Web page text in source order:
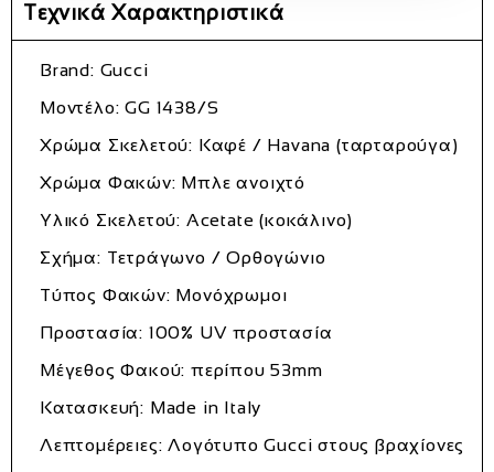
Τεχνικά Χαρακτηριστικά
Brand: Gucci
Μοντέλο: GG 1438/S
Χρώμα Σκελετού: Καφέ / Havana (ταρταρούγα)
Χρώμα Φακών: Μπλε ανοιχτό
Υλικό Σκελετού: Acetate (κοκάλινο)
Σχήμα: Τετράγωνο / Ορθογώνιο
Τύπος Φακών: Μονόχρωμοι
Προστασία: 100% UV προστασία
Μέγεθος Φακού: περίπου 53mm
Κατασκευή: Made in Italy
Λεπτομέρειες: Λογότυπο Gucci στους βραχίονες